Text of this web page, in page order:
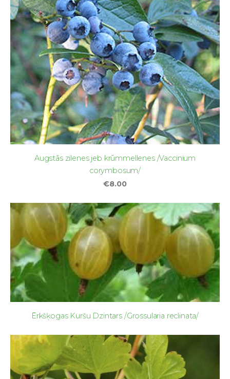
Augstās zilenes jeb krūmmellenes /Vaccinium
corymbosum/
€8.00
Ērkšķogas Kuršu Dzintars /Grossularia reclinata/